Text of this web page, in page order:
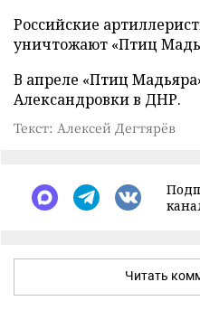
Российские
уничтожают «Птиц
В апреле «Птиц
Александровки в ДНР.
Текст: Алексей Дегтярёв
Читать